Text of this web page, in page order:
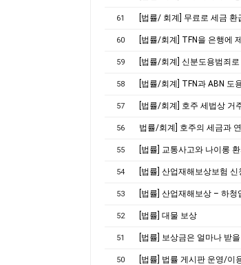
61 [법률/ 회계] 무료로 세금
60 [법률/회계] TFN을 은행에
59 [법률/회계] 신분도용범죄
58 [법률/회계] TFN과 ABN 도
57 [법률/회계] 호주 세법상 거
56 법률/회계] 호주의 세금과
55 [법률] 교통사고와 나이롱
54 [법률] 산업재해보상보험 신
53 [법률] 산업재해보상 – 하
52 [법률] 대물 보상
51 [법률] 보상금은 얼마나 받
50 [법률] 법률 게시판 운영/이